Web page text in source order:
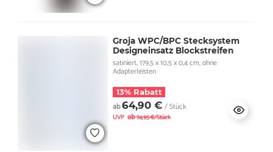
Groja WPC/BPC Stecksystem
Designeinsatz Blockstreifen
satiniert, 179,5 x 10,5 x 0,4 cm, ohne
Adapterleisten
13% Rabatt
ab64,90 € / Stück
UVP ab74,95 €/Stück